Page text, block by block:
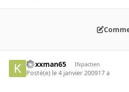
koxxman65 INpactien
Posté(e) le 4 janvier 200917 a